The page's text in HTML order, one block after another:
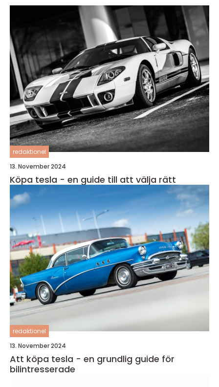
redaktionel
13. November 2024
Köpa tesla - en guide till att välja rätt
redaktionel
13. November 2024
Att köpa tesla - en grundlig guide för
bilintresserade